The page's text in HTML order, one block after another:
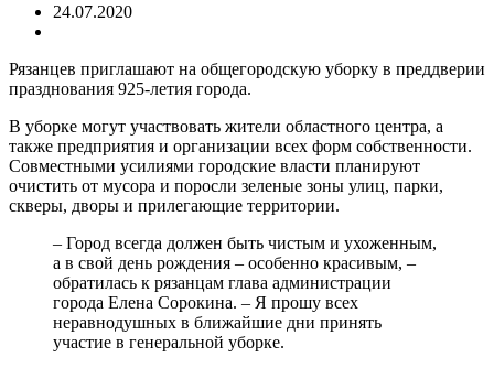
24.07.2020
Рязанцев приглашают на общегородскую уборку в преддверии
празднования 925-летия города.
В уборке могут участвовать жители областного центра, а
также предприятия и организации всех форм собственности.
Совместными усилиями городские власти планируют
очистить от мусора и поросли зеленые зоны улиц, парки,
скверы, дворы и прилегающие территории.
– Город всегда должен быть чистым и ухоженным,
а в свой день рождения – особенно красивым, –
обратилась к рязанцам глава администрации
города Елена Сорокина. – Я прошу всех
неравнодушных в ближайшие дни принять
участие в генеральной уборке.